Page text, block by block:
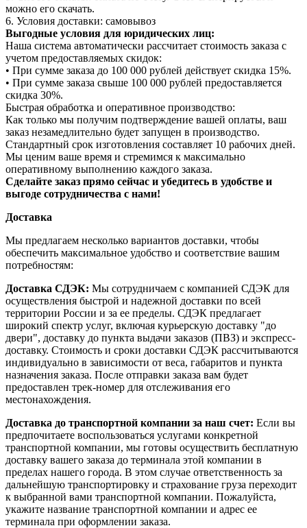
можно его скачать.
6. Условия доставки: самовывоз
Выгодные условия для юридических лиц:
Наша система автоматически рассчитает стоимость заказа с
учетом предоставляемых скидок:
• При сумме заказа до 100 000 рублей действует скидка 15%.
• При сумме заказа свыше 100 000 рублей предоставляется
скидка 30%.
Быстрая обработка и оперативное производство:
Как только мы получим подтверждение вашей оплаты, ваш
заказ незамедлительно будет запущен в производство.
Стандартный срок изготовления составляет 10 рабочих дней.
Мы ценим ваше время и стремимся к максимально
оперативному выполнению каждого заказа.
Сделайте заказ прямо сейчас и убедитесь в удобстве и
выгоде сотрудничества с нами!
Доставка
Мы предлагаем несколько вариантов доставки, чтобы
обеспечить максимальное удобство и соответствие вашим
потребностям:
Доставка СДЭК: Мы сотрудничаем с компанией СДЭК для
осуществления быстрой и надежной доставки по всей
территории России и за ее пределы. СДЭК предлагает
широкий спектр услуг, включая курьерскую доставку "до
двери", доставку до пункта выдачи заказов (ПВЗ) и экспресс-
доставку. Стоимость и сроки доставки СДЭК рассчитываются
индивидуально в зависимости от веса, габаритов и пункта
назначения заказа. После отправки заказа вам будет
предоставлен трек-номер для отслеживания его
местонахождения.
Доставка до транспортной компании за наш счет: Если вы
предпочитаете воспользоваться услугами конкретной
транспортной компании, мы готовы осуществить бесплатную
доставку вашего заказа до терминала этой компании в
пределах нашего города. В этом случае ответственность за
дальнейшую транспортировку и страхование груза переходит
к выбранной вами транспортной компании. Пожалуйста,
укажите название транспортной компании и адрес ее
терминала при оформлении заказа.